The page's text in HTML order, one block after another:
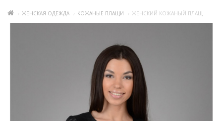
ЖЕНСКАЯ ОДЕЖДА КОЖАНЫЕ ПЛАЩИ ЖЕНСКИЙ КОЖАНЫЙ ПЛАЩ